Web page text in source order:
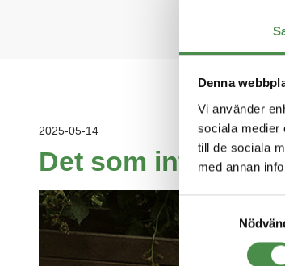
Denna
Vi använder
sociala medier
till de sociala
med annan
2025-05-14
Det som inte går